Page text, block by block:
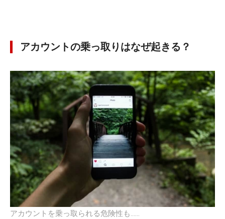
アカウントの乗っ取りはなぜ起きる？
アカウントを乗っ取られる危険性も……